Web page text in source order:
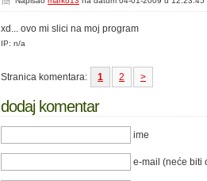
xd... ovo mi slici na moj program
IP: n/a
Stranica komentara: 1 2 >
dodaj komentar
ime
e-mail (neće biti